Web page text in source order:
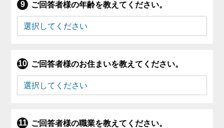
ご回答者様の年齢を教えてください。
ご回答者様のお住まいを教えてください。
ご回答者様の職業を教えてください。